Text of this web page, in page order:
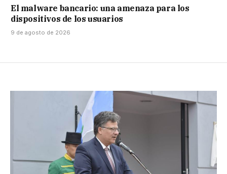
El malware bancario: una amenaza para los
dispositivos de los usuarios
9 de agosto de 2026